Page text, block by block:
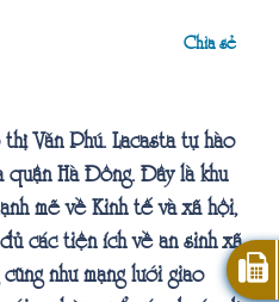
Chia sẻ
Văn Phú. Lacasta tự hào
Hà Đông. Đây là khu
mẽ về Kinh tế và xã hội,
các tiện ích về an sinh xã
như mạng lưới giao